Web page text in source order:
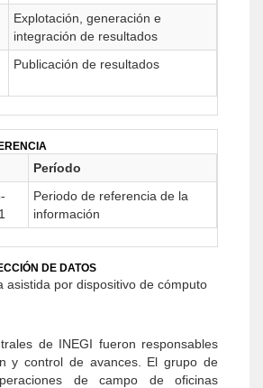
Explotación, generación e
integración de resultados
Publicación de resultados
Período
Periodo de referencia de la
información
DE DATOS
asistida por dispositivo de cómputo
de INEGI fueron responsables
y control de avances. El grupo de
de campo de oficinas